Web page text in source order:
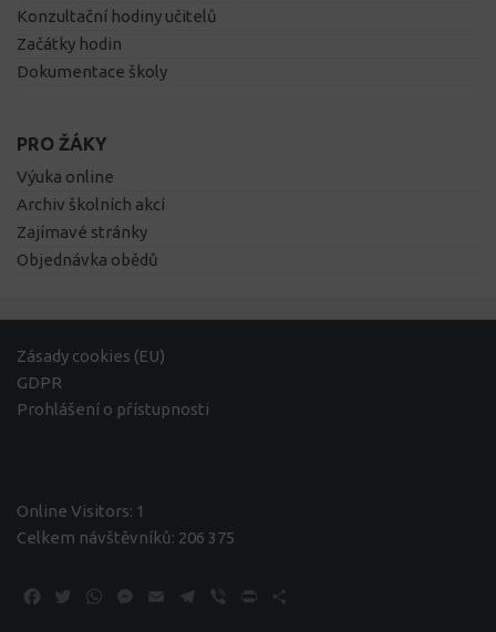
Konzultační hodiny učitelů
Začátky hodin
Dokumentace školy
PRO ŽÁKY
Výuka online
Archiv školních akcí
Zajímavé stránky
Objednávka obědů
Zásady cookies (EU)
GDPR
Prohlášení o přístupnosti
Online Visitors: 1
Celkem návštěvníků: 206 375
Facebook
TwitterWhatsApp
Messenger
Email Telegram
Viber Print